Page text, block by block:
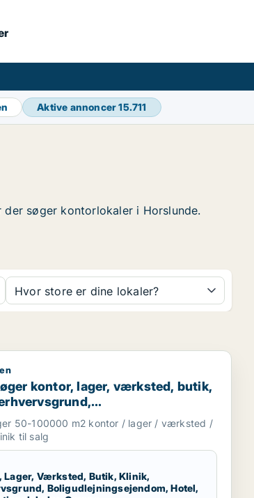
Aktive annoncer15.711
søger kontorlokaler i Horslunde.
Hvor store er dine lokaler?
til leje i Region Sjælland eller
hotel eller
kontor, lager, værksted, butik, klinik,
kontor, lager, værksted, butik,
hotel,
eller garage til salg i
Sjælland
50-100000 m2 kontor / lager / værksted /
til salg
Lager, Værksted, Butik, Klinik,
Boligudlejningsejendom, Hotel,